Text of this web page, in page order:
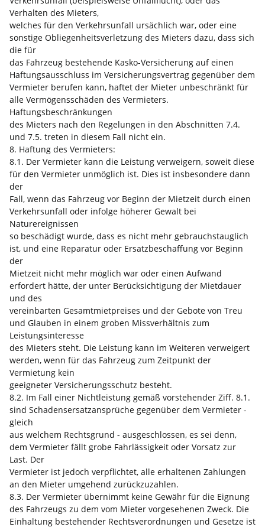
Verhalten des Mieters,
welches für den Verkehrsunfall ursächlich war, oder eine
sonstige Obliegenheitsverletzung des Mieters dazu, dass sich
die für
das Fahrzeug bestehende Kasko-Versicherung auf einen
Haftungsausschluss im Versicherungsvertrag gegenüber dem
Vermieter berufen kann, haftet der Mieter unbeschränkt für
alle Vermögensschäden des Vermieters.
Haftungsbeschränkungen
des Mieters nach den Regelungen in den Abschnitten 7.4.
und 7.5. treten in diesem Fall nicht ein.
8. Haftung des Vermieters:
8.1. Der Vermieter kann die Leistung verweigern, soweit diese
für den Vermieter unmöglich ist. Dies ist insbesondere dann
der
Fall, wenn das Fahrzeug vor Beginn der Mietzeit durch einen
Verkehrsunfall oder infolge höherer Gewalt bei
Naturereignissen
so beschädigt wurde, dass es nicht mehr gebrauchstauglich
ist, und eine Reparatur oder Ersatzbeschaffung vor Beginn
der
Mietzeit nicht mehr möglich war oder einen Aufwand
erfordert hätte, der unter Berücksichtigung der Mietdauer
und des
vereinbarten Gesamtmietpreises und der Gebote von Treu
und Glauben in einem groben Missverhältnis zum
Leistungsinteresse
des Mieters steht. Die Leistung kann im Weiteren verweigert
werden, wenn für das Fahrzeug zum Zeitpunkt der
Vermietung kein
geeigneter Versicherungsschutz besteht.
8.2. Im Fall einer Nichtleistung gemäß vorstehender Ziff. 8.1.
sind Schadensersatzansprüche gegenüber dem Vermieter -
gleich
aus welchem Rechtsgrund - ausgeschlossen, es sei denn,
dem Vermieter fällt grobe Fahrlässigkeit oder Vorsatz zur
Last. Der
Vermieter ist jedoch verpflichtet, alle erhaltenen Zahlungen
an den Mieter umgehend zurückzuzahlen.
8.3. Der Vermieter übernimmt keine Gewähr für die Eignung
des Fahrzeugs zu dem vom Mieter vorgesehenen Zweck. Die
Einhaltung bestehender Rechtsverordnungen und Gesetze ist